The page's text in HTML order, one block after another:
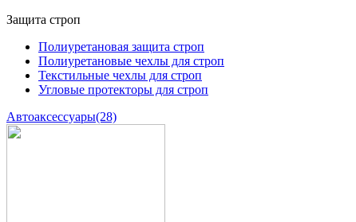
Защита строп
Полиуретановая защита строп
Полиуретановые чехлы для строп
Текстильные чехлы для строп
Угловые протекторы для строп
Автоаксессуары(28)